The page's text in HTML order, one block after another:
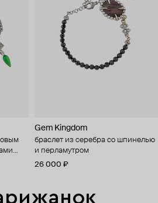
Gem Kingdom
браслет из серебра со шпинелью
и перламутром
26 000 ₽